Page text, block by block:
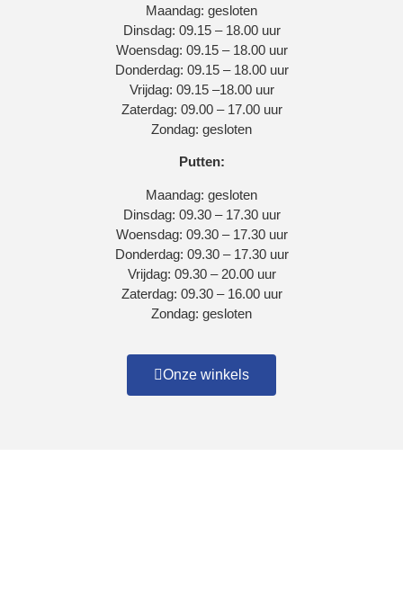
Maandag: gesloten
Dinsdag: 09.15 – 18.00 uur
Woensdag: 09.15 – 18.00 uur
Donderdag: 09.15 – 18.00 uur
Vrijdag: 09.15 –18.00 uur
Zaterdag: 09.00 – 17.00 uur
Zondag: gesloten
Putten:
Maandag: gesloten
Dinsdag: 09.30 – 17.30 uur
Woensdag: 09.30 – 17.30 uur
Donderdag: 09.30 – 17.30 uur
Vrijdag: 09.30 – 20.00 uur
Zaterdag: 09.30 – 16.00 uur
Zondag: gesloten
Onze winkels